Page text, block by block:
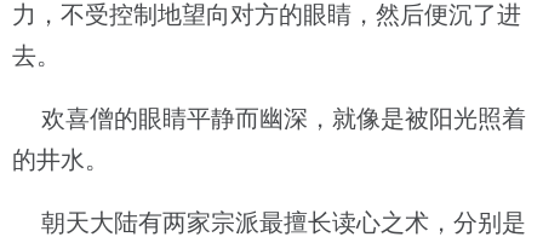
力，不受控制地望向对方的眼睛，然后便沉了进
去。
欢喜僧的眼睛平静而幽深，就像是被阳光照着
的井水。
朝天大陆有两家宗派最擅长读心之术，分别是